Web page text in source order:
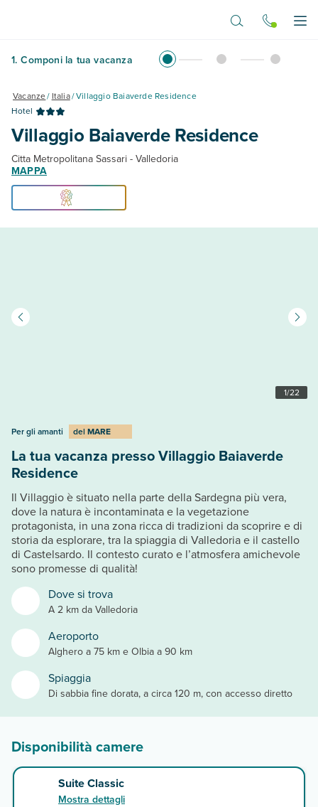
1. Componi la tua vacanza
Vacanze/ Italia/Villaggio Baiaverde Residence
Hotel
Villaggio Baiaverde Residence
Citta Metropolitana Sassari - Valledoria
MAPPA
1/22
Dove si trova
A 2 km da Valledoria
Aeroporto
Alghero a 75 km e Olbia a 90 km
Spiaggia
Di sabbia fine dorata, a circa 120 m, con accesso diretto
Per gli amanti del MARE
La tua vacanza presso Villaggio Baiaverde
Residence
Il Villaggio è situato nella parte della Sardegna più vera,
dove la natura è incontaminata e la vegetazione
protagonista, in una zona ricca di tradizioni da scoprire e di
storia da esplorare, tra la spiaggia di Valledoria e il castello
di Castelsardo. Il contesto curato e l’atmosfera amichevole
sono promesse di qualità!
Disponibilità camere
Suite Classic
Mostra dettagli